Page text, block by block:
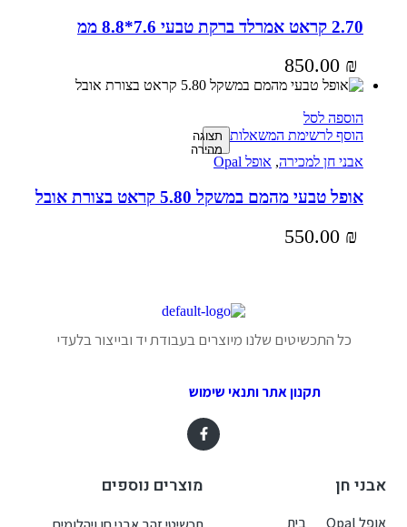
2.70 קראט אמרלד ברקת טבעי 7.6*8.8 ממ
850.00 ₪
הוספה לסל
הוסף לרשימת המשאלות תצוגה
מהירה
אבני חן למכירה, אופל Opal
אופל טבעי מהמם במשקל 5.80 קראט בצורת אובל
550.00 ₪
כל התכשיטים שלנו מיוצרים בעבודת יד ובייצור בלעדי
תקנון אתר ותנאי שימוש
אבני חן
אופל Opal בית
מוצרים נוספים